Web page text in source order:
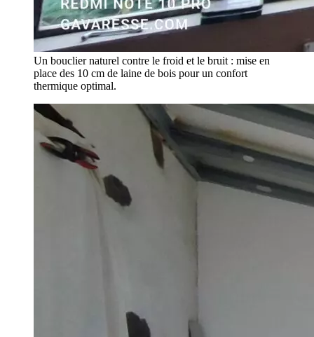
Un bouclier naturel contre le froid et le bruit : mise en
place des 10 cm de laine de bois pour un confort
thermique optimal.